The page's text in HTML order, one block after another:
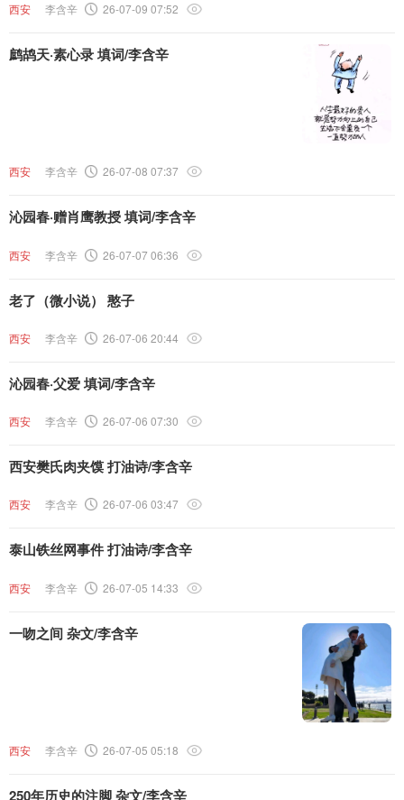
西安 李含辛 26-07-09 07:52
鹧鸪天·素心录 填词/李含辛
西安 李含辛 26-07-08 07:37
沁园春·赠肖鹰教授 填词/李含辛
西安 李含辛 26-07-07 06:36
老了（微小说） 憨子
西安 李含辛 26-07-06 20:44
沁园春·父爱 填词/李含辛
西安 李含辛 26-07-06 07:30
西安樊氏肉夹馍 打油诗/李含辛
西安 李含辛 26-07-06 03:47
泰山铁丝网事件 打油诗/李含辛
西安 李含辛 26-07-05 14:33
一吻之间 杂文/李含辛
西安 李含辛 26-07-05 05:18
250年历史的注脚 杂文/李含辛